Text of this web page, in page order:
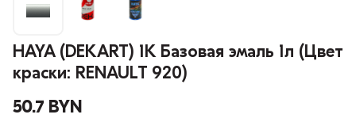
HAYA (DEKART) 1К Базовая эмаль 1л (Цвет
краски: RENAULT 920)
50.7 BYN